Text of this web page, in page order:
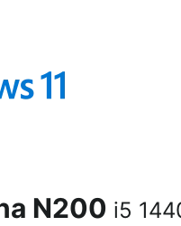
N200 i5